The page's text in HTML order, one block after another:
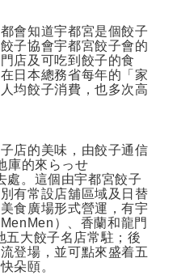
會知道宇都宮是個餃子
子協會宇都宮餃子會的
店及可吃到餃子的食
日本總務省每年的「家
均餃子消費，也多次高
店的美味，由餃子通信
庫的來らっせ
處。這個由宇都宮餃子
有常設店舖區域及日替
食廣場形式營運，有宇
MenMen ）、香蘭和龍門
五大餃子名店常駐；後
登場，並可點來盛着五
朵頤。